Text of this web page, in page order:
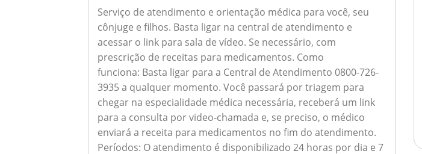
Serviço de atendimento e orientação médica para você, seu
cônjuge e filhos. Basta ligar na central de atendimento e
acessar o link para sala de vídeo. Se necessário, com
prescrição de receitas para medicamentos. Como
funciona: Basta ligar para a Central de Atendimento 0800-726-
3935 a qualquer momento. Você passará por triagem para
chegar na especialidade médica necessária, receberá um link
para a consulta por video-chamada e, se preciso, o médico
enviará a receita para medicamentos no fim do atendimento.
Períodos: O atendimento é disponibilizado 24 horas por dia e 7